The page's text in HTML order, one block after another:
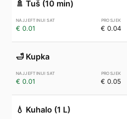
🚿 Tuš (10 min)
€ 0.01 € 0.04
🛁 Kupka
€ 0.01 € 0.05
💧 Kuhalo (1 L)